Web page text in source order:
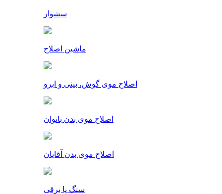
سشوار
ماشین اصلاح
اصلاح موی گوش، بینی و ابرو
اصلاح موی بدن بانوان
اصلاح موی بدن آقایان
سنگ پا برقی